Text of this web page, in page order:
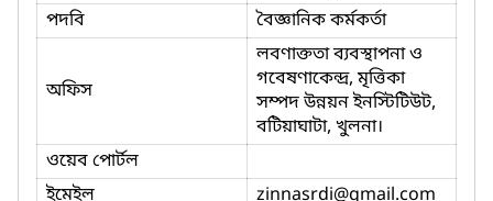
পদবি
বৈজ্ঞানিক কর্মকর্তা
অফিস
লবণাক্ততা ব্যবস্থাপনা ও
গবেষণাকেন্দ্র, মৃত্তিকা
সম্পদ উন্নয়ন ইনস্টিটিউট,
বটিয়াঘাটা, খুলনা।
ওয়েব পোর্টল
ইমেইল
zinnasrdi@gmail.com